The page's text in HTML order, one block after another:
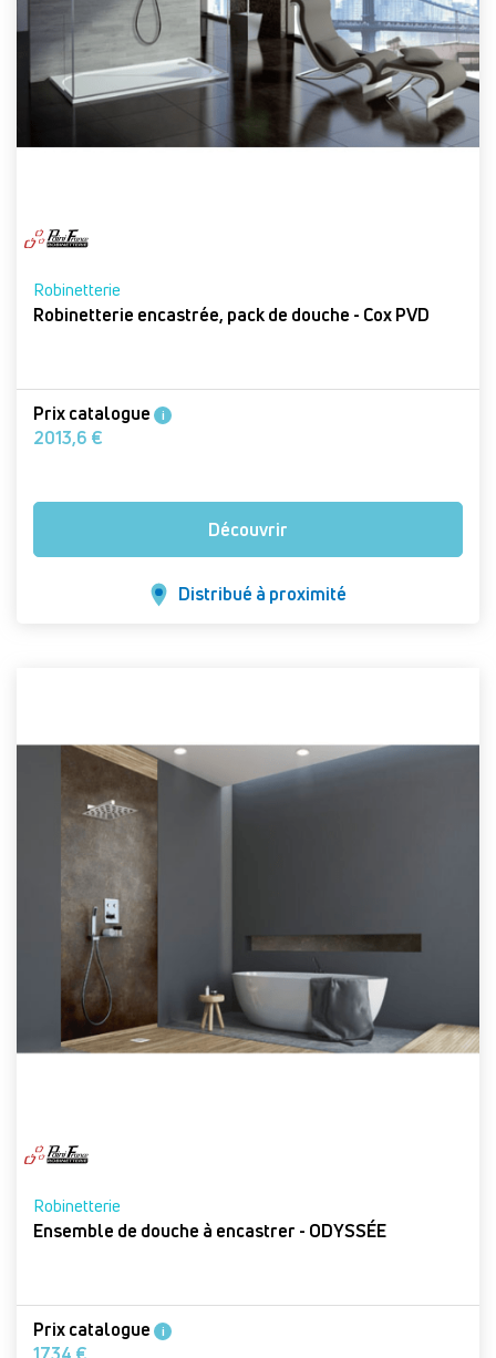
Robinetterie
Robinetterie encastrée, pack de douche - Cox PVD
Prix catalogue i
2013,6 €
Découvrir
Distribué à proximité
Robinetterie
Ensemble de douche à encastrer - ODYSSÉE
Prix catalogue i